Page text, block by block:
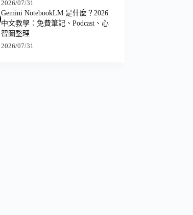
2026/07/31
Gemini NotebookLM 是什麼？2026
中文教學：免費筆記、Podcast、心
智圖整理
2026/07/31